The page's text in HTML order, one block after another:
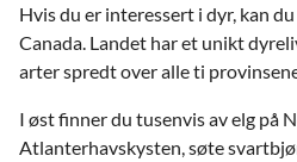
Hvis du er interessert i dyr, kan
Canada. Landet har et unikt
arter spredt over alle ti
I øst finner du tusenvis av elg på
Atlanterhavskysten, søte